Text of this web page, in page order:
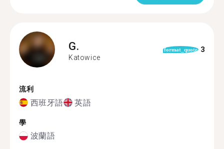
G.
Katowice
format_quote 3
流利
西班牙語 英語
學
波蘭語